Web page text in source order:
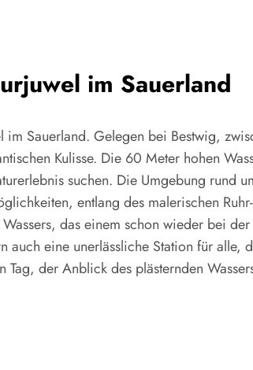
im Sauerland
Sauerland. Gelegen bei Bestwig,
Kulisse. Die 60 Meter hohen
suchen. Die Umgebung rund
entlang des malerischen
das einem schon wieder bei
auch eine unerlässliche Station für alle,
der Anblick des plästernden